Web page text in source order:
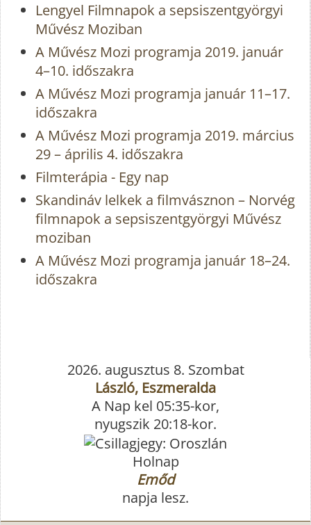
Lengyel Filmnapok a sepsiszentgyörgyi
Művész Moziban
A Művész Mozi programja 2019. január
4–10. időszakra
A Művész Mozi programja január 11–17.
időszakra
A Művész Mozi programja 2019. március
29 – április 4. időszakra
Filmterápia - Egy nap
Skandináv lelkek a filmvásznon – Norvég
filmnapok a sepsiszentgyörgyi Művész
moziban
A Művész Mozi programja január 18–24.
időszakra
2026. augusztus 8. Szombat
László, Eszmeralda
A Nap kel 05:35-kor,
nyugszik 20:18-kor.
Holnap
Emőd
napja lesz.